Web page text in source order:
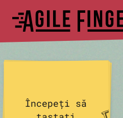
Începeți să